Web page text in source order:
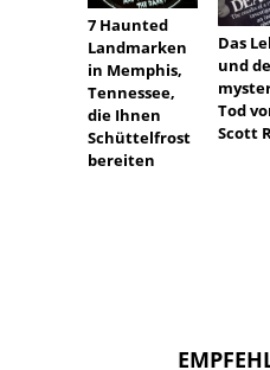
7 Haunted
Landmarken
in Memphis,
Tennessee,
die Ihnen
Schüttelfrost
bereiten
Das
und
Tod
Scott